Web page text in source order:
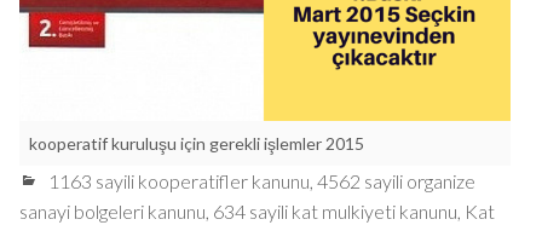
kooperatif kuruluşu için gerekli işlemler 2015
1163 sayili kooperatifler kanunu, 4562 sayili organize
sanayi bolgeleri kanunu, 634 sayili kat mulkiyeti kanunu, Kat